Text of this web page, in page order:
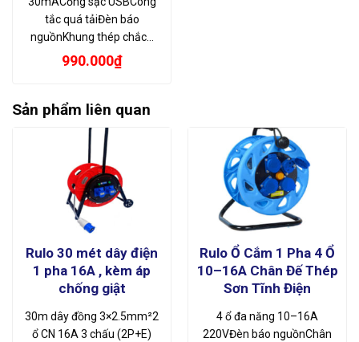
tắc quá tảiĐèn báo
nguồnKhung thép chắc…
990.000₫
Sản phẩm liên quan
Rulo 30 mét dây điện
1 pha 16A , kèm áp
chống giật
30m dây đồng 3×2.5mm²2
ổ CN 16A 3 chấu (2P+E)
Rulo Ổ Cắm 1 Pha 4 Ổ
10–16A Chân Đế Thép
Sơn Tĩnh Điện
4 ổ đa năng 10–16A
220VĐèn báo nguồnChân